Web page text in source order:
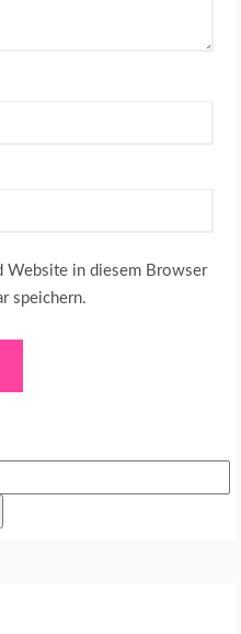
Website in diesem Browser
speichern.